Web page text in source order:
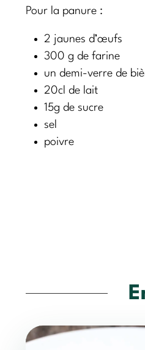
Pour la panure :
2 jaunes d’œufs
300 g de farine
un demi-verre de
20cl de lait
15g de sucre
sel
poivre